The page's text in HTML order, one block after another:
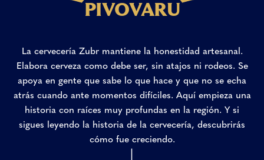
La cervecería Zubr mantiene la honestidad artesanal.
Elabora cerveza como debe ser, sin atajos ni rodeos. Se
apoya en gente que sabe lo que hace y que no se echa
atrás cuando ante momentos difíciles. Aquí empieza una
historia con raíces muy profundas en la región. Y si
sigues leyendo la historia de la cervecería, descubrirás
cómo fue creciendo.
PIVOVARU